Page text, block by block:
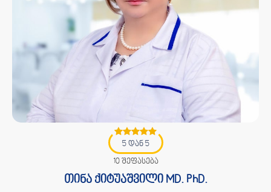
5 დან 5
10 შეფასება
თინა ქიტუაშვილი MD. PhD.